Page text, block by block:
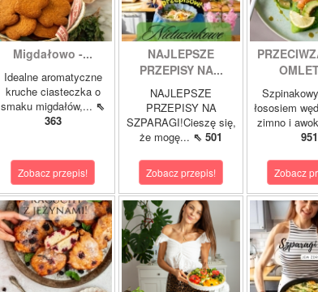
Migdałowo -...
Idealne aromatyczne
kruche ciasteczka o
smaku migdałów,... ⇖
363
Zobacz przepis!
NAJLEPSZE
PRZEPISY NA...
NAJLEPSZE
PRZEPISY NA
SZPARAGI!Cieszę się,
że mogę... ⇖ 501
Zobacz przepis!
łososiem
zimno i
951
Zobacz